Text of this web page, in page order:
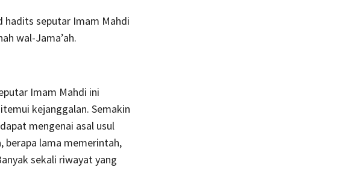
hadits seputar Imam Mahdi
wal-Jama’ah.
Imam Mahdi ini
kejanggalan. Semakin
mengenai asal usul
berapa lama memerintah,
sekali riwayat yang